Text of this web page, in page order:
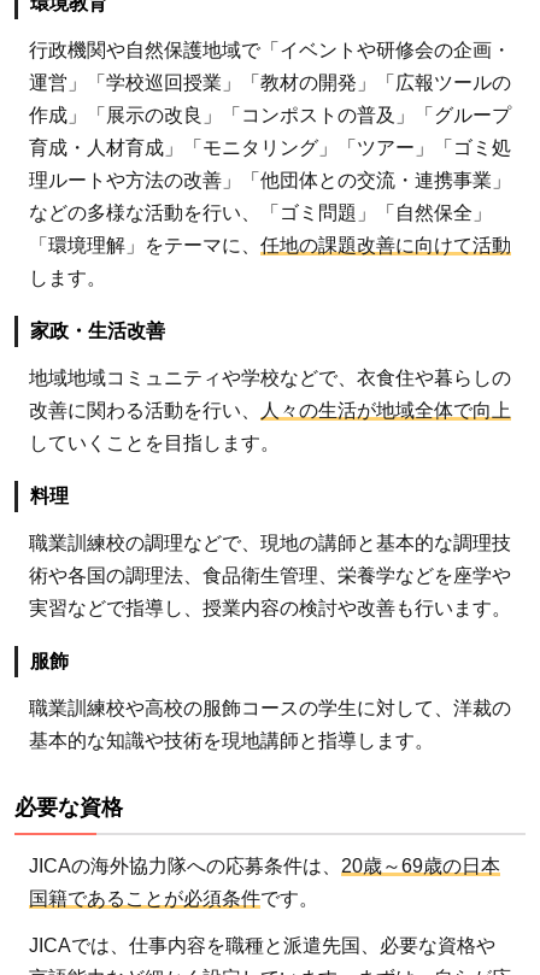
行政機関や自然保護地域で「イベントや研修会の企画・
運営」「学校巡回授業」「教材の開発」「広報ツールの
作成」「展示の改良」「コンポストの普及」「グループ
育成・人材育成」「モニタリング」「ツアー」「ゴミ処
理ルートや方法の改善」「他団体との交流・連携事業」
などの多様な活動を行い、「ゴミ問題」「自然保全」
「環境理解」をテーマに、 任地の課題改善に向けて活動
します。
家政・生活改善
地域地域コミュニティや学校などで、衣食住や暮らしの
改善に関わる活動を行い、
人々の生活が地域全体で向上
していくことを目指します。
料理
職業訓練校の調理などで、現地の講師と基本的な調理技
術や各国の調理法、食品衛生管理、栄養学などを座学や
実習などで指導し、授業内容の検討や改善も行います。
服飾
職業訓練校や高校の服飾コースの学生に対して、洋裁の
基本的な知識や技術を現地講師と指導します。
必要な資格
JICAの海外協力隊への応募条件は、 20歳～69歳の日本
国籍であることが必須条件です。
JICAでは、仕事内容を職種と派遣先国、必要な資格や